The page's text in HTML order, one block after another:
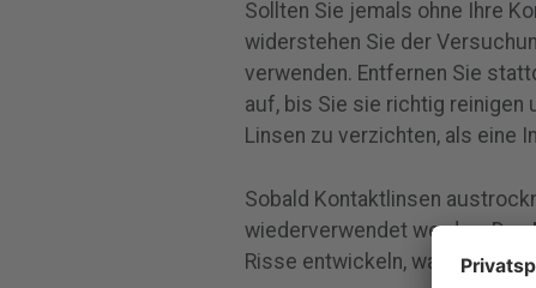
Sollten Sie jemals ohne Ihre
widerstehen Sie der
verwenden. Entfernen Sie
auf, bis Sie sie richtig reinigen
Linsen zu verzichten, als eine
Sobald Kontaktlinsen
wiederverwendet werden. Das
Risse entwickeln, was das